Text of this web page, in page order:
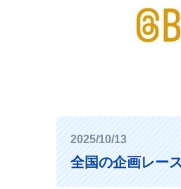
2025/10/13
全国の企画レー